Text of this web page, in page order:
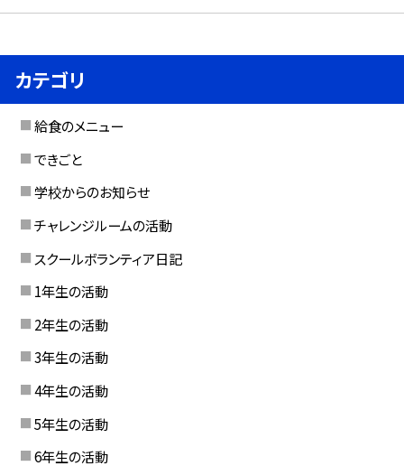
カテゴリ
給食のメニュー
できごと
学校からのお知らせ
チャレンジルームの活動
スクールボランティア日記
1年生の活動
2年生の活動
3年生の活動
4年生の活動
5年生の活動
6年生の活動